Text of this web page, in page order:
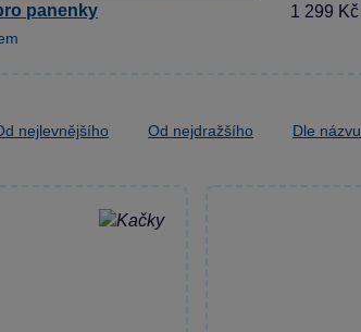
panenky
1 299 Kč
nejlevnějšího Od nejdražšího Dle názvu